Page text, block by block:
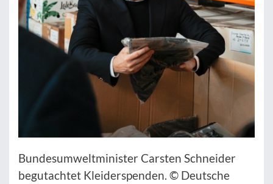
Bundesumweltminister Carsten Schneider
begutachtet Kleiderspenden. © Deutsche